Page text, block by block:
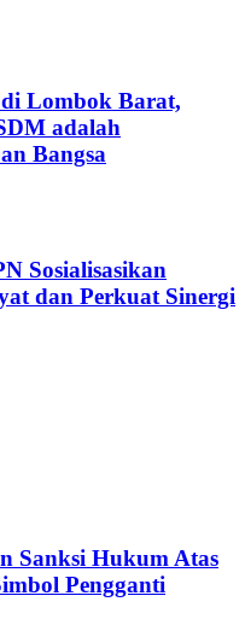
Lombok Barat,
adalah
Bangsa
Sosialisasikan
dan Perkuat Sinergi
Sanksi Hukum Atas
Pengganti